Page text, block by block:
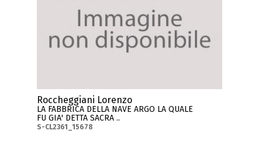
Roccheggiani Lorenzo
LA FABBRICA DELLA NAVE ARGO LA QUALE
FU GIA' DETTA SACRA ..
S-CL2361_15678